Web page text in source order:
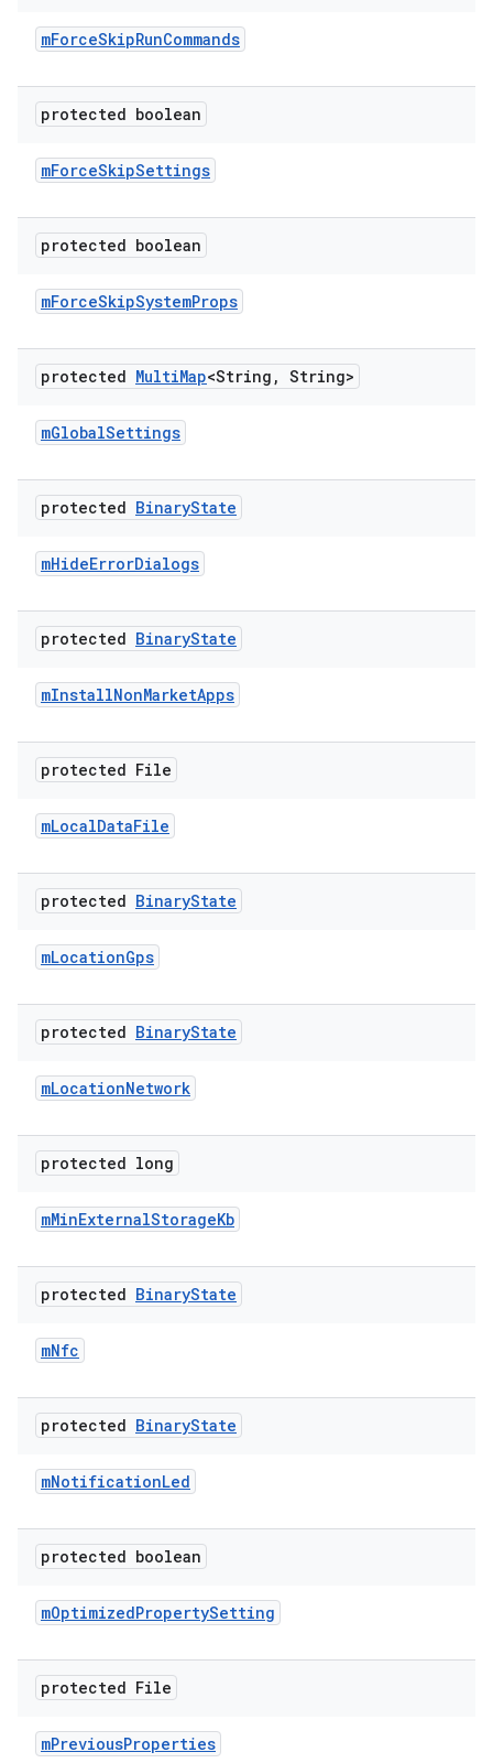
mForceSkipRunCommands
protected boolean
mForceSkipSettings
protected boolean
mForceSkipSystemProps
protected MultiMap<String , String>
mGlobalSettings
protected BinaryState
mHideErrorDialogs
protected BinaryState
mInstallNonMarketApps
protected File
mLocalDataFile
protected BinaryState
mLocationGps
protected BinaryState
mLocationNetwork
protected long
mMinExternalStorageKb
protected BinaryState
mNfc
protected BinaryState
mNotificationLed
protected boolean
mOptimizedPropertySetting
protected File
mPreviousProperties